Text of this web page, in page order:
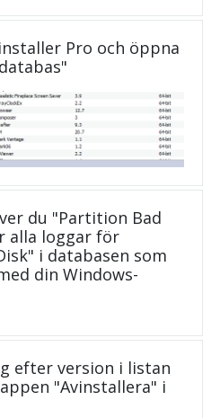
Pro och öppna
du "Partition Bad
alla loggar för
i databasen som
din Windows-
efter version i listan
"Avinstallera" i